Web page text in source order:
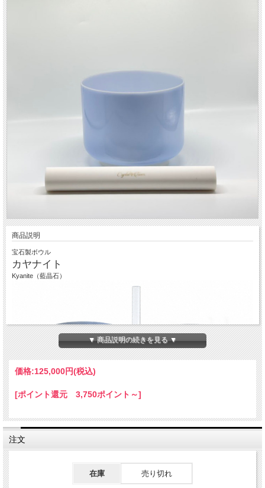
商品説明
宝石製ボウル
カヤナイト
Kyanite（藍晶石）
▼ 商品説明の続きを見る ▼
価格:125,000円(税込)
[ポイント還元 3,750ポイント～]
注文
在庫 売り切れ